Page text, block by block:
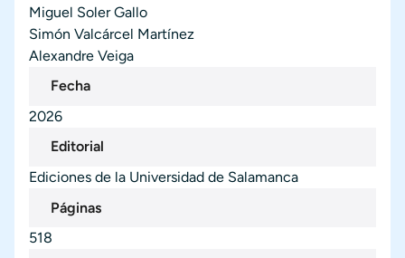
Miguel Soler Gallo
Simón Valcárcel Martínez
Alexandre Veiga
Fecha
2026
Editorial
Ediciones de la Universidad de Salamanca
Páginas
518